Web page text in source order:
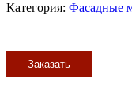
Категория: Фасадные
Заказать